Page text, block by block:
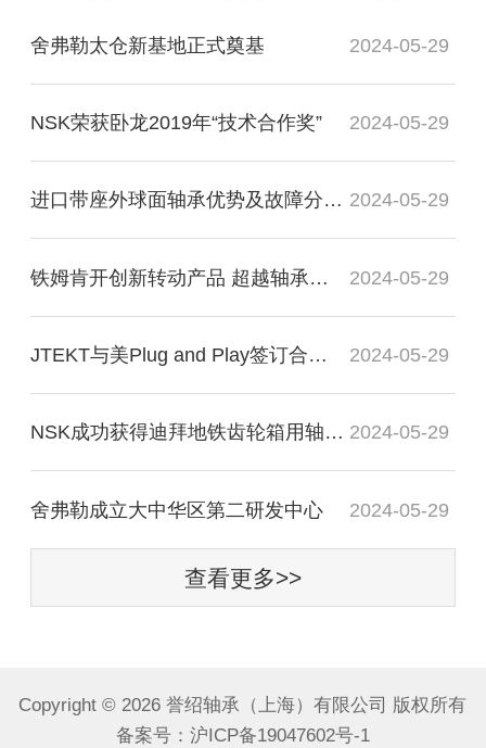
舍弗勒太仓新基地正式奠基 2024-05-29
NSK荣获卧龙2019年“技术合作奖” 2024-05-29
进口带座外球面轴承优势及故障分析检测 2024-05-29
铁姆肯开创新转动产品 超越轴承谈轴承效率 2024-05-29
JTEKT与美Plug and Play签订合作协议 2024-05-29
NSK成功获得迪拜地铁齿轮箱用轴承订单 2024-05-29
舍弗勒成立大中华区第二研发中心 2024-05-29
查看更多>>
Copyright © 2026 誉绍轴承（上海）有限公司 版权所有
备案号： 沪ICP备19047602号-1